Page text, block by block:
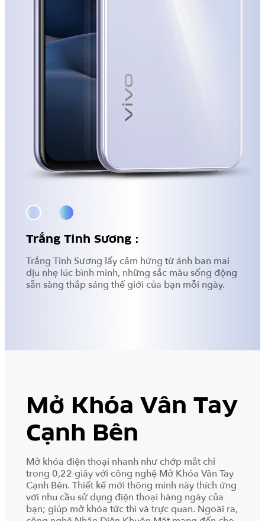
Trắng Tinh Sương：
Trắng Tinh Sương lấy cảm hứng từ ánh ban mai
dịu nhẹ lúc bình minh, những sắc màu sống động
sẵn sàng thắp sáng thế giới của bạn mỗi ngày.
Mở Khóa Vân Tay
Cạnh Bên
Mở khóa điện thoại nhanh như chớp mắt chỉ
trong 0,22 giây với công nghệ Mở Khóa Vân Tay
Cạnh Bên. Thiết kế mới thông minh này thích ứng
với nhu cầu sử dụng điện thoại hàng ngày của
bạn; giúp mở khóa tức thì và trực quan. Ngoài ra,